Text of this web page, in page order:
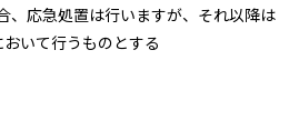
、応急処置は行いますが、それ以降は
いて行うものとする